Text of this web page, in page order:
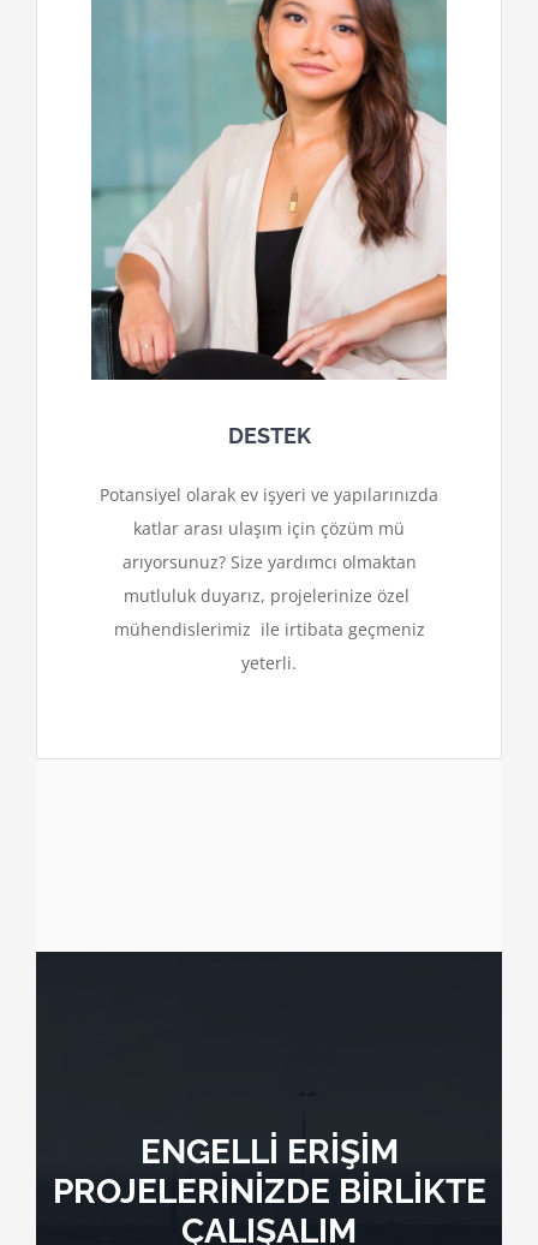
DESTEK
Potansiyel olarak ev işyeri ve yapılarınızda
katlar arası ulaşım için çözüm mü
arıyorsunuz? Size yardımcı olmaktan
mutluluk duyarız, projelerinize özel
mühendislerimiz ile irtibata geçmeniz
yeterli.
ENGELLİ ERİŞİM
PROJELERİNİZDE BİRLİKTE
ÇALIŞALIM